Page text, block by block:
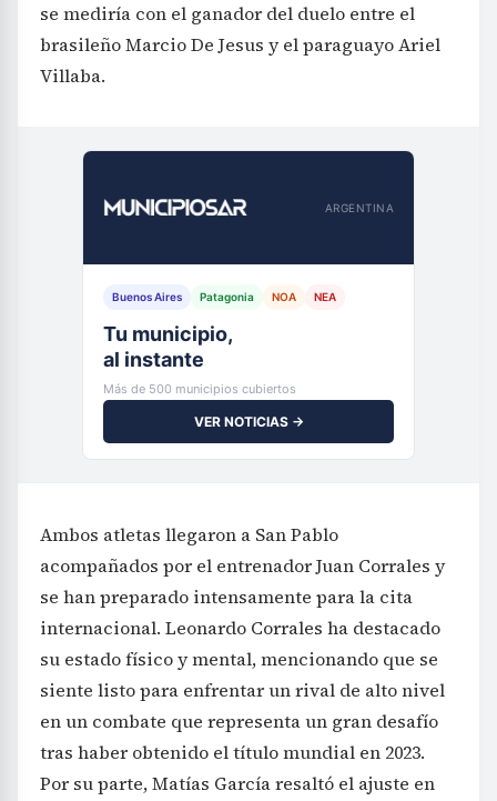
se mediría con el ganador del duelo entre el
brasileño Marcio De Jesus y el paraguayo Ariel
Villaba.
ARGENTINA
Buenos Aires Patagonia NOA NEA
Tu municipio,
al instante
Más de 500 municipios cubiertos
VER NOTICIAS →
Ambos atletas llegaron a San Pablo
acompañados por el entrenador Juan Corrales y
se han preparado intensamente para la cita
internacional. Leonardo Corrales ha destacado
su estado físico y mental, mencionando que se
siente listo para enfrentar un rival de alto nivel
en un combate que representa un gran desafío
tras haber obtenido el título mundial en 2023.
Por su parte, Matías García resaltó el ajuste en